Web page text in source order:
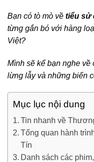
Bạn có tò mò về tiểu sử
từng gắn bó với hàng
Việt?
Mình sẽ kể bạn nghe
lừng lẫy và những biến
Mục lục nội dung
Tin nhanh về
Tổng quan hành
Tín
Danh sách các